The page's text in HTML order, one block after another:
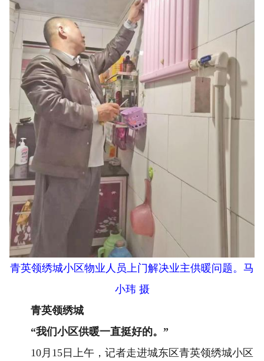
青英领绣城小区物业人员上门解决业主供暖问题。马
小玮 摄
青英领绣城
“我们小区供暖一直挺好的。”
10月15日上午，记者走进城东区青英领绣城小区